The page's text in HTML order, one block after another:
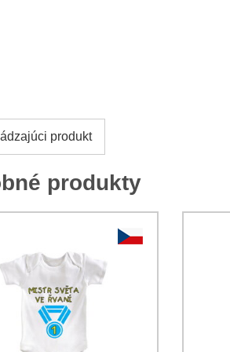
produkt
produkty